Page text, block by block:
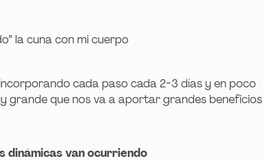
la cuna con mi cuerpo
cada paso cada 2-3 días y en poco
grande que nos va a aportar grandes beneficios
dinámicas van ocurriendo